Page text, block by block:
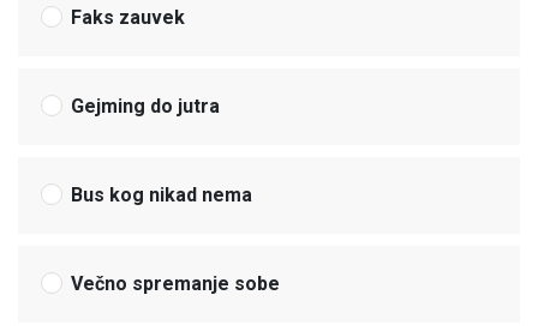
Faks zauvek
Gejming do jutra
Bus kog nikad nema
Večno spremanje sobe